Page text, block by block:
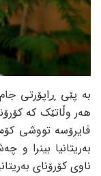
بە پێی ڕاپۆرتی
هەر وڵاتێک کە
ڤایرۆسە تووشی
بەریتانیا بینرا و
ناوی کۆرۆنای